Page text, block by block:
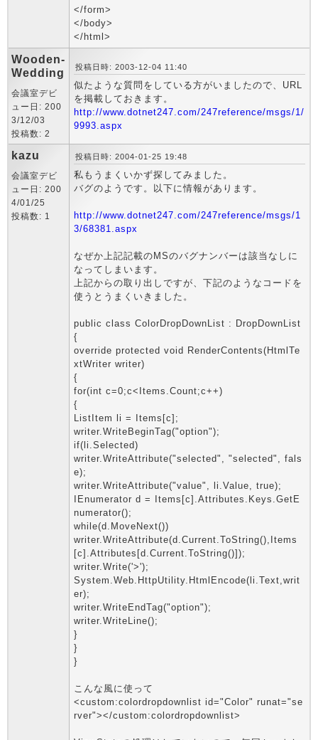
</form>
</body>
</html>
Wooden-
Wedding
会議室デビ
ュー日: 200
3/12/03
投稿数: 2
投稿日時: 2003-12-04 11:40
似たような質問をしている方がいましたので、URL
を掲載しておきます。
http://www.dotnet247.com/247reference/msgs/1/
9993.aspx
kazu
会議室デビ
ュー日: 200
4/01/25
投稿数: 1
投稿日時: 2004-01-25 19:48
私もうまくいかず探してみました。
バグのようです。以下に情報があります。
http://www.dotnet247.com/247reference/msgs/1
3/68381.aspx
なぜか上記記載のMSのバグナンバーは該当なしに
なってしまいます。
上記からの取り出しですが、下記のようなコードを
使うとうまくいきました。
public class ColorDropDownList : DropDownList
{
override protected void RenderContents(HtmlTe
xtWriter writer)
{
for(int c=0;c<Items.Count;c++)
{
ListItem li = Items[c];
writer.WriteBeginTag("option");
if(li.Selected)
writer.WriteAttribute("selected", "selected", fals
e);
writer.WriteAttribute("value", li.Value, true);
IEnumerator d = Items[c].Attributes.Keys.GetE
numerator();
while(d.MoveNext())
writer.WriteAttribute(d.Current.ToString(),Items
[c].Attributes[d.Current.ToString()]);
writer.Write('>');
System.Web.HttpUtility.HtmlEncode(li.Text,writ
er);
writer.WriteEndTag("option");
writer.WriteLine();
}
}
}
こんな風に使って
<custom:colordropdownlist id="Color" runat="se
rver"></custom:colordropdownlist>